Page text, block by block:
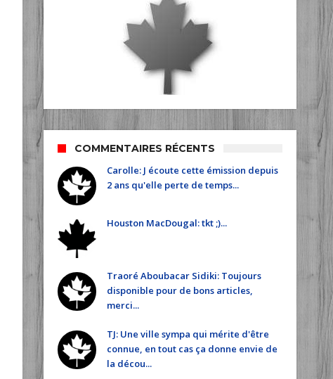
COMMENTAIRES RÉCENTS
Carolle: J écoute cette émission depuis
2 ans qu'elle perte de temps...
Houston MacDougal: tkt ;)...
Traoré Aboubacar Sidiki: Toujours
disponible pour de bons articles,
merci...
TJ: Une ville sympa qui mérite d'être
connue, en tout cas ça donne envie de
la décou...